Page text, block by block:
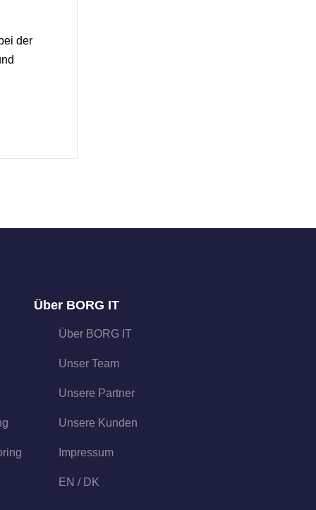
der
Über BORG IT
Über BORG IT
Unser Team
Unsere Partner
Unsere Kunden
Impressum
EN / DK